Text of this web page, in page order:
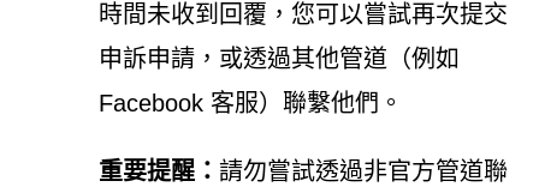
時間未收到回覆，您可以嘗試再次提交
申訴申請，或透過其他管道（例如
Facebook 客服）聯繫他們。
重要提醒： 請勿嘗試透過非官方管道聯